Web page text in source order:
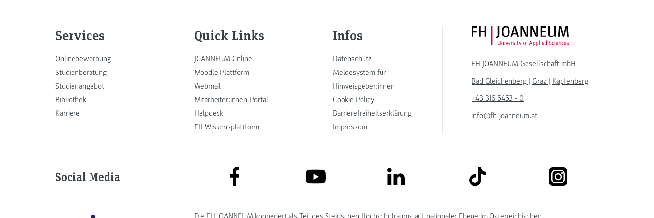
Services
Onlinebewerbung
Studienberatung
Studienangebot
Bibliothek
Karriere
Quick Links
JOANNEUM Online
Moodle Plattform
Webmail
Mitarbeiter:innen-Portal
Helpdesk
FH Wissensplattform
Infos
Datenschutz
Meldesystem für
Hinweisgeber:innen
Cookie Policy
Barrierefreiheitserklärung
Impressum
FH JOANNEUM Logo
FH JOANNEUM Gesellschaft mbH
Bad Gleichenberg | Graz | Kapfenberg
+43 316 5453 - 0
info@fh-joanneum.at
Social Media link to facebook link to youtube link to linkedin link to tiktok
Die FH JOANNEUM kooperiert als Teil des Steirischen Hochschulraums auf nationaler Ebene im Österreichischen